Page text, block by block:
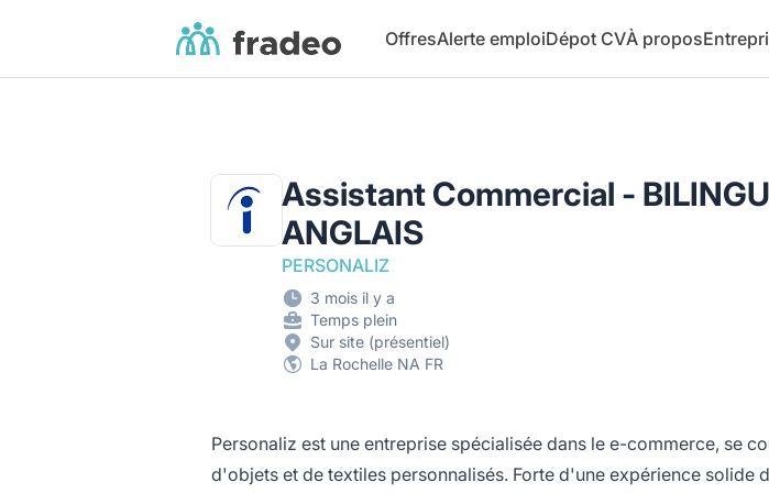
Fradeo OffresAlerte emploiDépot CVÀ propos
Assistant Commercial -
ANGLAIS
PERSONALIZ
3 mois il y a
Temps plein
Sur site (présentiel)
La Rochelle NA FR
Personaliz est une entreprise spécialisée dans le e-commerce, se
d'objets et de textiles personnalisés. Forte d'une expérience solide